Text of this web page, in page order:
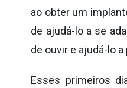
ao obter um
de ajudá-lo a se
de ouvir e ajudá-lo a
Esses primeiros